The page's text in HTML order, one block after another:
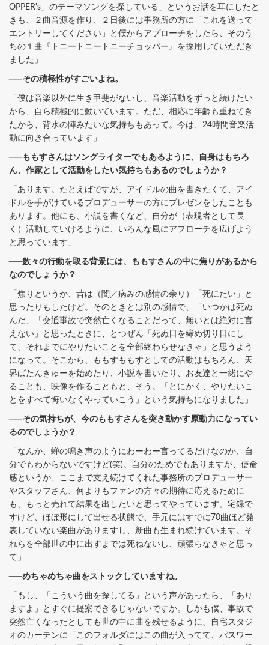
OPPER's」のテーマソングを探している」というお話を耳にしたと
きも、２曲音源を作り、２日後には事務所の方に「これを送って
エントリーしてください」と僕からアプローチをしたら、そのう
ちの１曲『トニートニートニーチョッパー』を採用していただき
ました」
──その積極性がすごいよね。
「僕は音楽以外に生き甲斐がないし、音楽活動をずっと続けたい
から、自ら積極的に動いています。ただ、相応に年齢も重ねてき
たから、背水の陣みたいな気持ちもあって。今は、24時間音楽活
動に向き合っています」
──ももすさんはソングライターでもあるように、自身はもちろ
ん、作家として活動をしたい気持ちもあるのでしょうか？
「あります。たとえばですが、アイドルの曲を書きたくて、アイ
ドルを手がけているプロデューサーの方にプレゼンをしたことも
あります。他にも、小説を書くなど、自分が（表現者として長
く）活動していけるように、いろんな風にアプローチを広げよう
と思っています」
──数々の行動を取る背景には、ももすさんの中に焦りがあるから
なのでしょうか？
「焦りというか、昔は（闇／病みの感情の余り）「死にたい」と
思ったりもしたけど。そのときとは別の感情で、「いつかは死ぬ
んだ」「交通事故で突然亡くなることだって、無いとは絶対に言
えない」と思ったときに、とつぜん「死ぬ日を締め切り日にし
て、それまでにやりたいことを全部終わらせなきゃ」と思うよう
になって。そこから、ももすももすとしての活動はもちろん、天
界ばたんきゅーを始めたり、小説を書いたり、お友達と一緒にや
ることも、映像を作ることもと、そう。「とにかく、やりたいこ
とをすべて悔いなくやっていこう」という気持ちになりました」
──その気持ちが、今のももすさんを突き動かす原動力になってい
るのでしょうか？
「なんか、蝉の鳴き声のようにわーわー言ってるだけなのか、自
分でもわからないですけど(笑)。自分のためでもありますが、使命
感というか、ここまで支え続けてくれた事務所のプロデューサー
やスタッフさん、何よりもファンの方々の期待に応えるために
も、もっと売れて結果を出したいと思ってやっています。宅録で
すけど、ほぼ形にして出せる状態で、手元にはすでに70曲ほど発
表していない楽曲がありますし、新曲も生まれ続けています。そ
れらを全部世の中に出すまでは死ねないし、頑張らなきゃと思っ
て」
──めちゃめちゃ曲をストックしていますね。
「もし、「こういう曲を探してる」という声があったら、「あり
ますよ」とすぐに提案できるじゃないですか。しかも僕、事故で
突然亡くなったとしても世の中に曲を残せるように、自宅スタジ
オのカーテンに「このフォルダにはこの曲が入ってて、パスワー